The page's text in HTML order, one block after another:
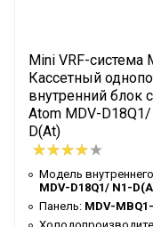
Максимальная
мощность, кВт
Максимальный
потребляемый
Пусковой ток, А
Гидравлические
Mini VRF-система
Кассетный
внутренний блок
Atom MDV-
D(At)
Модель
MDV-D18Q1/ N1-
Панель: MDV-